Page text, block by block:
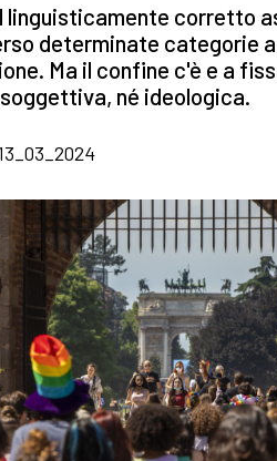
linguisticamente corretto
determinate categorie
Ma il confine c'è e a
né ideologica.